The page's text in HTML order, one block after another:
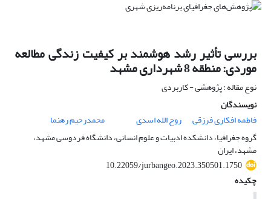
بررسی تأثیر رشد هوشمند بر کیفیت زندگی مطالعه
موردی: منطقه 8 شهرداری مشهد
نوع مقاله : پژوهشی - کاربردی
نویسندگان
فاطمه افکاری فرزقی
روح الله اسدی
محمدرحیم رهنما
گروه جغرافیا، دانشکده ادبیات و علوم انسانی، دانشگاه فردوسی مشهد،
مشهد، ایران
10.22059/jurbangeo.2023.350501.1750
چکیده